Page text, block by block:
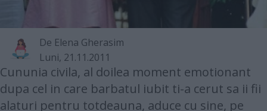
De Elena Gherasim
Luni, 21.11.2011
Cununia civila, al doilea moment emotionant
dupa cel in care barbatul iubit ti-a cerut sa ii fii
alaturi pentru totdeauna, aduce cu sine, pe